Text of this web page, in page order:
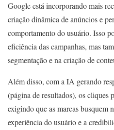
Google está incorporando mais
criação dinâmica de anúncios e
comportamento do usuário. Isso
eficiência das campanhas, mas
segmentação e na criação de
Além disso, com a IA gerando
(página de resultados), os cliques
exigindo que as marcas busquem
experiência do usuário e a